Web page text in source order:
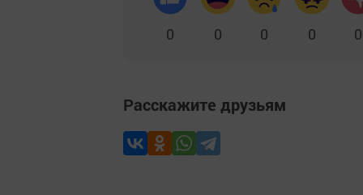
0 0 0 0 0
Расскажите друзьям